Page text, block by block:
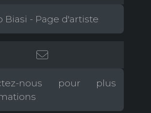
Biasi - Page d'artiste
nous pour plus